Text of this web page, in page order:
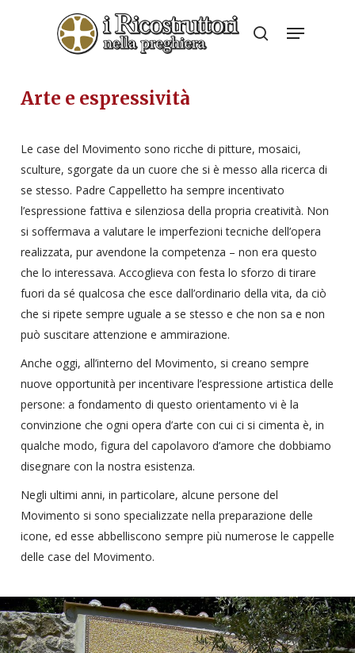
search
Menu
Arte e espressività
Le case del Movimento sono ricche di pitture, mosaici,
sculture, sgorgate da un cuore che si è messo alla ricerca di
se stesso. Padre Cappelletto ha sempre incentivato
l’espressione fattiva e silenziosa della propria creatività. Non
si soffermava a valutare le imperfezioni tecniche dell’opera
realizzata, pur avendone la competenza – non era questo
che lo interessava. Accoglieva con festa lo sforzo di tirare
fuori da sé qualcosa che esce dall’ordinario della vita, da ciò
che si ripete sempre uguale a se stesso e che non sa e non
può suscitare attenzione e ammirazione.
Anche oggi, all’interno del Movimento, si creano sempre
nuove opportunità per incentivare l’espressione artistica delle
persone: a fondamento di questo orientamento vi è la
convinzione che ogni opera d’arte con cui ci si cimenta è, in
qualche modo, figura del capolavoro d’amore che dobbiamo
disegnare con la nostra esistenza.
Negli ultimi anni, in particolare, alcune persone del
Movimento si sono specializzate nella preparazione delle
icone, ed esse abbelliscono sempre più numerose le cappelle
delle case del Movimento.